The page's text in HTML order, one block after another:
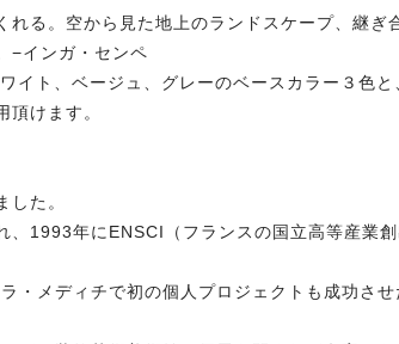
る。空から見た地上のランドスケープ、継
−インガ・センペ
イト、ベージュ、グレーのベースカラー３色
けます。
た。
1993年にENSCI（フランスの国立高等産業
・メディチで初の個人プロジェクトも成功さ